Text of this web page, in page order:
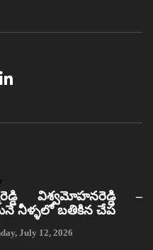
విశ్వమోహనరెడ్డి –
నీళ్ళలో బతికిన చేప
July 12, 2026